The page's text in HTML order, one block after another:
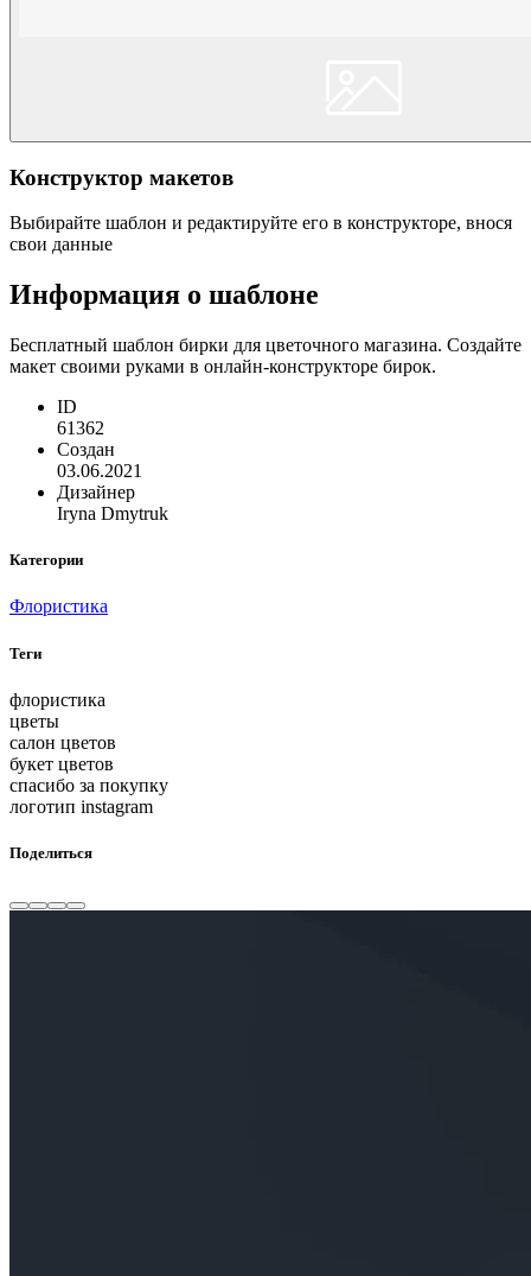
Конструктор макетов
Выбирайте шаблон и редактируйте его в конструкторе, внося
свои данные
Информация о шаблоне
Бесплатный шаблон бирки для цветочного магазина. Создайте
макет своими руками в онлайн-конструкторе бирок.
ID
61362
Создан
03.06.2021
Дизайнер
Iryna Dmytruk
Категории
Флористика
Теги
флористика
цветы
салон цветов
букет цветов
спасибо за покупку
логотип instagram
Поделиться